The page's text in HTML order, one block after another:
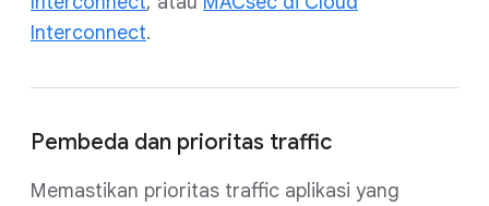
Interconnect.
Pembeda dan prioritas traffic
Memastikan prioritas traffic aplikasi yang